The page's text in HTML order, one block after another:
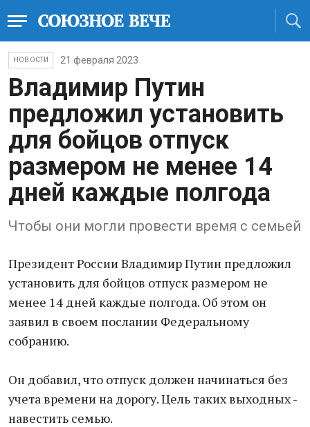
НОВОСТИ 21 февраля 2023
Владимир Путин
предложил установить
для бойцов отпуск
размером не менее 14
дней каждые полгода
Чтобы они могли провести время с семьей
Президент России Владимир Путин предложил
установить для бойцов отпуск размером не
менее 14 дней каждые полгода. Об этом он
заявил в своем послании Федеральному
собранию.
Он добавил, что отпуск должен начинаться без
учета времени на дорогу. Цель таких выходных -
навестить семью.